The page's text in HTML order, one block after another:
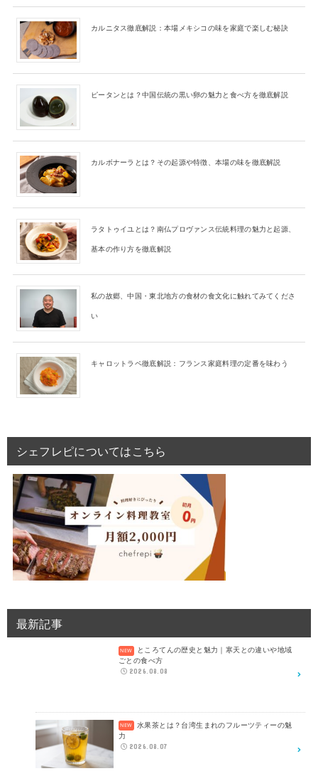
カルニタス徹底解説：本場メキシコの味を家庭で楽しむ秘訣
ピータンとは？中国伝統の黒い卵の魅力と食べ方を徹底解説
カルボナーラとは？その起源や特徴、本場の味を徹底解説
ラタトゥイユとは？南仏プロヴァンス伝統料理の魅力と起源、
基本の作り方を徹底解説
私の故郷、中国・東北地方の食材の食文化に触れてみてくださ
い
キャロットラペ徹底解説：フランス家庭料理の定番を味わう
シェフレピについてはこちら
最新記事
ところてんの歴史と魅力｜寒天との違いや地域
ごとの食べ方
2026.08.08
水果茶とは？台湾生まれのフルーツティーの魅
力
2026.08.07